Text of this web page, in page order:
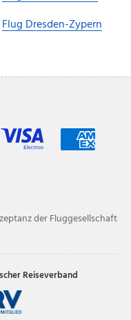
Flug Dresden-Zypern